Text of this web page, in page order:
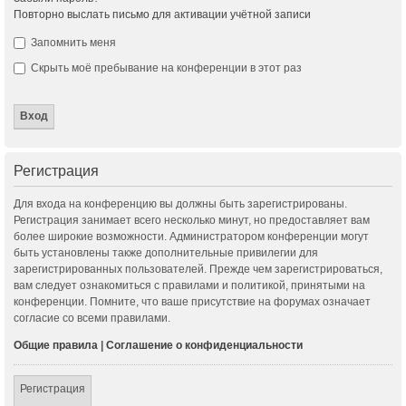
Повторно выслать письмо для активации учётной записи
Запомнить меня
Скрыть моё пребывание на конференции в этот раз
Регистрация
Для входа на конференцию вы должны быть зарегистрированы.
Регистрация занимает всего несколько минут, но предоставляет вам
более широкие возможности. Администратором конференции могут
быть установлены также дополнительные привилегии для
зарегистрированных пользователей. Прежде чем зарегистрироваться,
вам следует ознакомиться с правилами и политикой, принятыми на
конференции. Помните, что ваше присутствие на форумах означает
согласие со всеми правилами.
Общие правила | Соглашение о конфиденциальности
Регистрация